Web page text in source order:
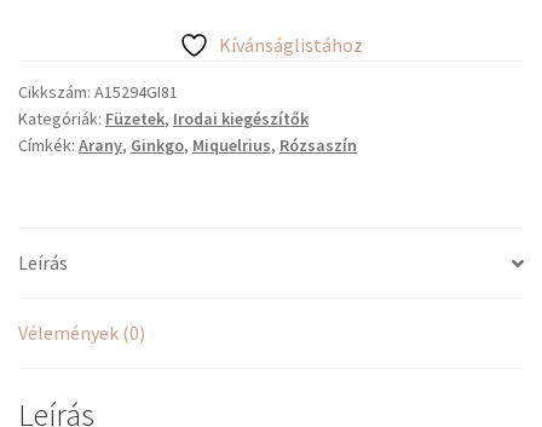
Kívánságlistához
Cikkszám: A15294GI81
Kategóriák: Füzetek, Irodai kiegészítők
Címkék: Arany, Ginkgo, Miquelrius, Rózsaszín
Leírás
Vélemények (0)
Leírás